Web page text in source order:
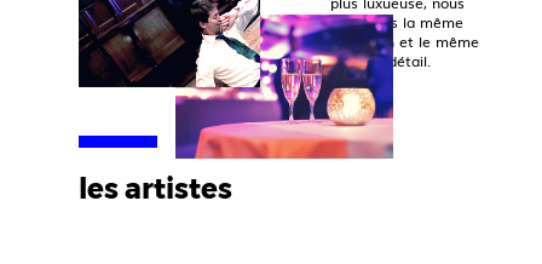
porterons la même
attention et le même
sens du détail.
les artistes